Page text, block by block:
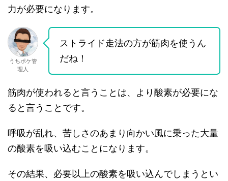
力が必要になります。
うちポケ管
理人
ストライド走法の方が筋肉を使うん
だね！
筋肉が使われると言うことは、より酸素が必要にな
ると言うことです。
呼吸が乱れ、苦しさのあまり向かい風に乗った大量
の酸素を吸い込むことになります。
その結果、必要以上の酸素を吸い込んでしまうとい